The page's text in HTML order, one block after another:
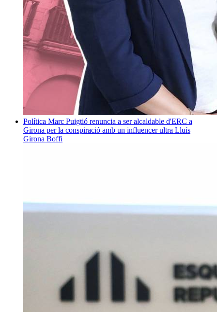
Política Marc Puigtió renuncia a ser alcaldable d'ERC a
Girona per la conspiració amb un influencer ultra Lluís
Girona Boffi